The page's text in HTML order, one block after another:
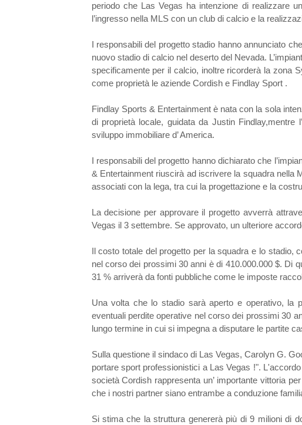
periodo che Las Vegas ha intenzione di realizzare
l’ingresso nella MLS con un club di calcio e la
I responsabili del progetto stadio hanno annunciato
nuovo stadio di calcio nel deserto del Nevada.
specificamente per il calcio, inoltre ricorderà la zona
come proprietà le aziende Cordish e Findlay Sport .
Findlay Sports & Entertainment è nata con la sola
di proprietà locale, guidata da Justin
sviluppo immobiliare d’ America.
I responsabili del progetto hanno dichiarato che
& Entertainment riuscirà ad iscrivere la squadra nella
associati con la lega, tra cui la progettazione e la
La decisione per approvare il progetto avverrà
Vegas il 3 settembre. Se approvato, un ulteriore
Il costo totale del progetto per la squadra e lo stadio,
nel corso dei prossimi 30 anni è di 410.000.000 $. Di
31 % arriverà da fonti pubbliche come le imposte
Una volta che lo stadio sarà aperto e operativo, la
eventuali perdite operative nel corso dei prossimi 30
lungo termine in cui si impegna a disputare le partite
Sulla questione il sindaco di Las Vegas, Carolyn G.
portare sport professionistici a Las Vegas !".
società Cordish rappresenta un’ importante vittoria
che i nostri partner siano entrambe a conduzione
Si stima che la struttura genererà più di 9 milioni di